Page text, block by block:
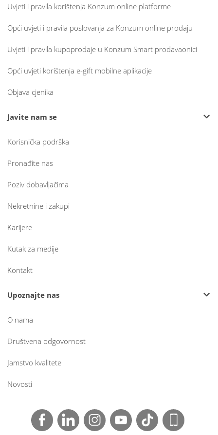
Uvjeti i pravila korištenja Konzum online platforme
Opći uvjeti i pravila poslovanja za Konzum online prodaju
Uvjeti i pravila kupoprodaje u Konzum Smart prodavaonici
Opći uvjeti korištenja e-gift mobilne aplikacije
Objava cjenika
Javite nam se
Korisnička podrška
Pronađite nas
Poziv dobavljačima
Nekretnine i zakupi
Karijere
Kutak za medije
Kontakt
Upoznajte nas
O nama
Društvena odgovornost
Jamstvo kvalitete
Novosti